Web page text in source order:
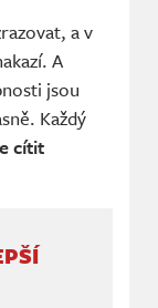
a v
A
jsou
Každý
cítit